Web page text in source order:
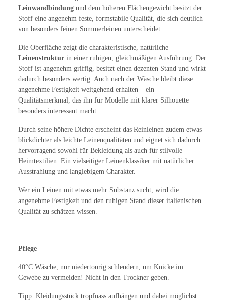
Leinwandbindung und dem höheren Flächengewicht besitzt der
Stoff eine angenehm feste, formstabile Qualität, die sich deutlich
von besonders feinen Sommerleinen unterscheidet.
Die Oberfläche zeigt die charakteristische, natürliche
Leinenstruktur in einer ruhigen, gleichmäßigen Ausführung. Der
Stoff ist angenehm griffig, besitzt einen dezenten Stand und wirkt
dadurch besonders wertig. Auch nach der Wäsche bleibt diese
angenehme Festigkeit weitgehend erhalten – ein
Qualitätsmerkmal, das ihn für Modelle mit klarer Silhouette
besonders interessant macht.
Durch seine höhere Dichte erscheint das Reinleinen zudem etwas
blickdichter als leichte Leinenqualitäten und eignet sich dadurch
hervorragend sowohl für Bekleidung als auch für stilvolle
Heimtextilien. Ein vielseitiger Leinenklassiker mit natürlicher
Ausstrahlung und langlebigem Charakter.
Wer ein Leinen mit etwas mehr Substanz sucht, wird die
angenehme Festigkeit und den ruhigen Stand dieser italienischen
Qualität zu schätzen wissen.
Pflege
40°C Wäsche, nur niedertourig schleudern, um Knicke im
Gewebe zu vermeiden! Nicht in den Trockner geben.
Tipp: Kleidungsstück tropfnass aufhängen und dabei möglichst